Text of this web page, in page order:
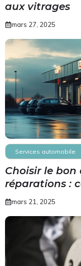
aux vitrages
mars 27, 2025
Services automobile
Choisir le
réparations :
mars 21, 2025